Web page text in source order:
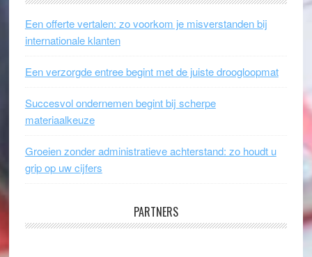
Een offerte vertalen: zo voorkom je misverstanden bij
internationale klanten
Een verzorgde entree begint met de juiste droogloopmat
Succesvol ondernemen begint bij scherpe
materiaalkeuze
Groeien zonder administratieve achterstand: zo houdt u
grip op uw cijfers
PARTNERS